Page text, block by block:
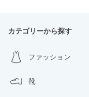
カテゴリーから探す
ファッション
靴